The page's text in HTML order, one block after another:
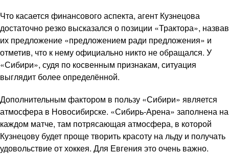
Что касается финансового аспекта, агент Кузнецова
достаточно резко высказался о позиции «Трактора», назвав
их предложение «предложением ради предложения» и
отметив, что к нему официально никто не обращался. У
«Сибири», судя по косвенным признакам, ситуация
выглядит более определённой.
Дополнительным фактором в пользу «Сибири» является
атмосфера в Новосибирске. «Сибирь-Арена» заполнена на
каждом матче, там потрясающая атмосфера, в которой
Кузнецову будет проще творить красоту на льду и получать
удовольствие от хоккея. Для Евгения это очень важно.